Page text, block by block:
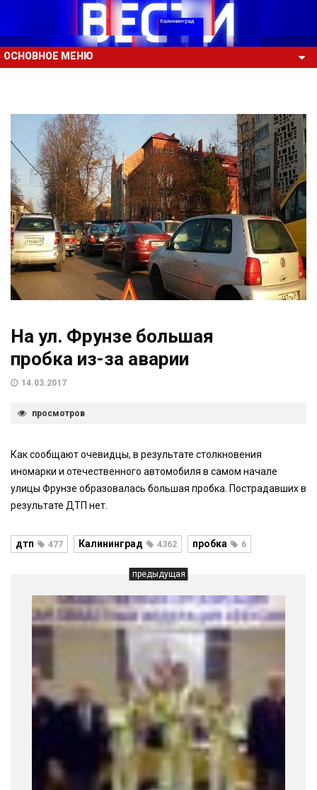
ОСНОВНОЕ МЕНЮ
На ул. Фрунзе большая
пробка из-за аварии
14.03.2017
просмотров
Как сообщают очевидцы, в результате столкновения
иномарки и отечественного автомобиля в самом начале
улицы Фрунзе образовалась большая пробка. Пострадавших в
результате ДТП нет.
дтп 477 Калининград 4362 пробка 6
предыдущая